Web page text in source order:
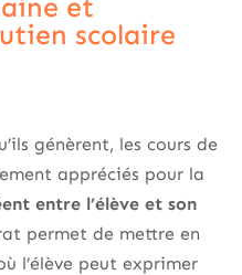
et
scolaire
génèrent, les cours de
appréciés pour la
entre l’élève et son
permet de mettre en
l’élève peut exprimer